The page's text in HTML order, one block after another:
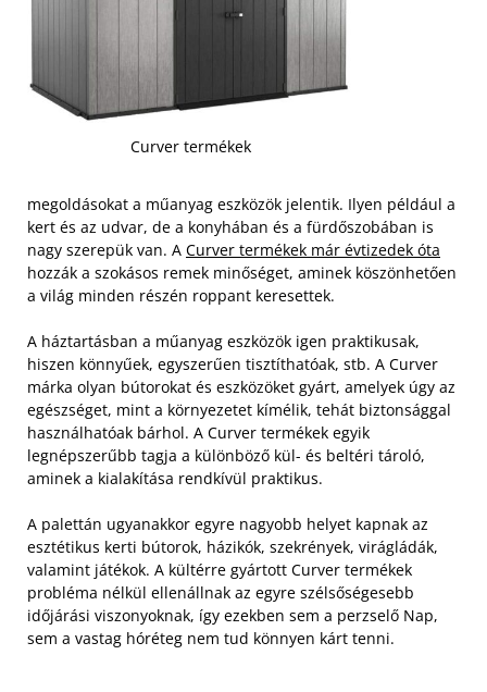
Curver termékek
megoldásokat a műanyag eszközök jelentik. Ilyen például a
kert és az udvar, de a konyhában és a fürdőszobában is
nagy szerepük van. A Curver termékek már évtizedek óta
hozzák a szokásos remek minőséget, aminek köszönhetően
a világ minden részén roppant keresettek.
A háztartásban a műanyag eszközök igen praktikusak,
hiszen könnyűek, egyszerűen tisztíthatóak, stb. A Curver
márka olyan bútorokat és eszközöket gyárt, amelyek úgy az
egészséget, mint a környezetet kímélik, tehát biztonsággal
használhatóak bárhol. A Curver termékek egyik
legnépszerűbb tagja a különböző kül- és beltéri tároló,
aminek a kialakítása rendkívül praktikus.
A palettán ugyanakkor egyre nagyobb helyet kapnak az
esztétikus kerti bútorok, házikók, szekrények, virágládák,
valamint játékok. A kültérre gyártott Curver termékek
probléma nélkül ellenállnak az egyre szélsőségesebb
időjárási viszonyoknak, így ezekben sem a perzselő Nap,
sem a vastag hóréteg nem tud könnyen kárt tenni.